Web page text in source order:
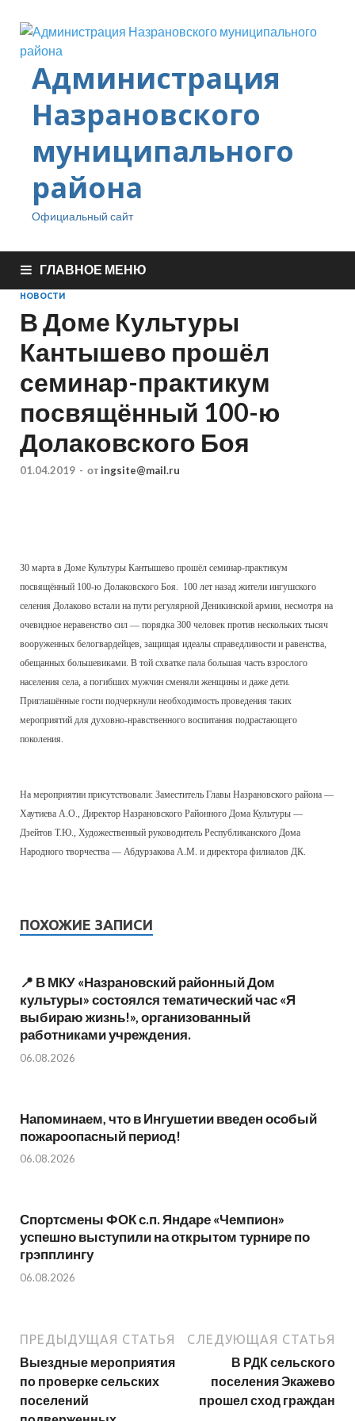
Администрация
Назрановского
муниципального
района
Официальный сайт
ГЛАВНОЕ МЕНЮ
НОВОСТИ
В Доме Культуры
Кантышево прошёл
семинар-практикум
посвящённый 100-ю
Долаковского Боя
01.04.2019 - от ingsite@mail.ru
30 марта в Доме Культуры Кантышево прошёл семинар-практикум
посвящённый 100-ю Долаковского Боя. 100 лет назад жители ингушского
селения Долаково встали на пути регулярной Деникинской армии, несмотря на
очевидное неравенство сил — порядка 300 человек против нескольких тысяч
вооруженных белогвардейцев, защищая идеалы справедливости и равенства,
обещанных большевиками. В той схватке пала большая часть взрослого
населения села, а погибших мужчин сменяли женщины и даже дети.
Приглашённые гости подчеркнули необходимость проведения таких
мероприятий для духовно-нравственного воспитания подрастающего
поколения.
На мероприятии присутствовали: Заместитель Главы Назрановского района —
Хаутиева А.О., Директор Назрановского Районного Дома Культуры —
Дзейтов Т.Ю., Художественный руководитель Республиканского Дома
Народного творчества — Абдурзакова А.М. и директора филиалов ДК.
ПОХОЖИЕ ЗАПИСИ
📍 В МКУ «Назрановский районный Дом
культуры» состоялся тематический час «Я
выбираю жизнь!», организованный
работниками учреждения.
06.08.2026
Напоминаем, что в Ингушетии введен особый
пожароопасный период!⁣⁣⠀
06.08.2026
Спортсмены ФОК с.п. Яндаре «Чемпион»
успешно выступили на открытом турнире по
грэпплингу
06.08.2026
ПРЕДЫДУЩАЯ СТАТЬЯ
Выездные мероприятия
по проверке сельских
поселений
СЛЕДУЮЩАЯ СТАТЬЯ
В РДК сельского
поселения Экажево
прошел сход граждан